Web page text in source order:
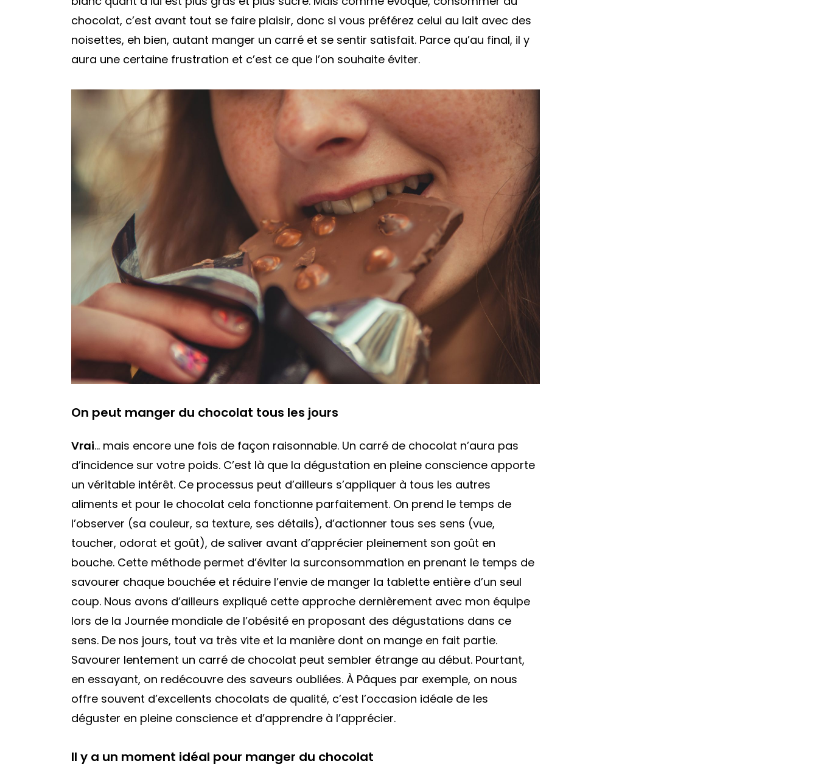
chocolat, c’est avant tout se faire plaisir, donc si vous préférez celui au lait avec des
noisettes, eh bien, autant manger un carré et se sentir satisfait. Parce qu’au final, il y
aura une certaine frustration et c’est ce que l’on souhaite éviter.
On peut manger du chocolat tous les jours
Vrai… mais encore une fois de façon raisonnable. Un carré de chocolat n’aura pas
d’incidence sur votre poids. C’est là que la dégustation en pleine conscience apporte
un véritable intérêt. Ce processus peut d’ailleurs s’appliquer à tous les autres
aliments et pour le chocolat cela fonctionne parfaitement. On prend le temps de
l’observer (sa couleur, sa texture, ses détails), d’actionner tous ses sens (vue,
toucher, odorat et goût), de saliver avant d’apprécier pleinement son goût en
bouche. Cette méthode permet d’éviter la surconsommation en prenant le temps de
savourer chaque bouchée et réduire l’envie de manger la tablette entière d’un seul
coup. Nous avons d’ailleurs expliqué cette approche dernièrement avec mon équipe
lors de la Journée mondiale de l’obésité en proposant des dégustations dans ce
sens. De nos jours, tout va très vite et la manière dont on mange en fait partie.
Savourer lentement un carré de chocolat peut sembler étrange au début. Pourtant,
en essayant, on redécouvre des saveurs oubliées. À Pâques par exemple, on nous
offre souvent d’excellents chocolats de qualité, c’est l’occasion idéale de les
déguster en pleine conscience et d’apprendre à l’apprécier.
Il y a un moment idéal pour manger du chocolat